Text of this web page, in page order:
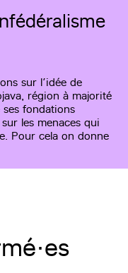
sur l’idée de
région à majorité
fondations
les menaces qui
Pour cela on donne